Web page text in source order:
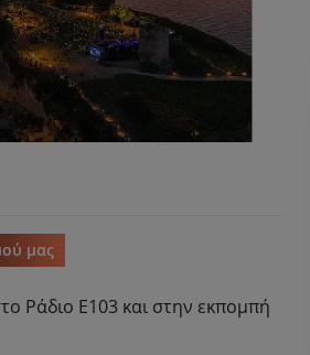
μας
Ράδιο Ε103 και στην εκπομπή